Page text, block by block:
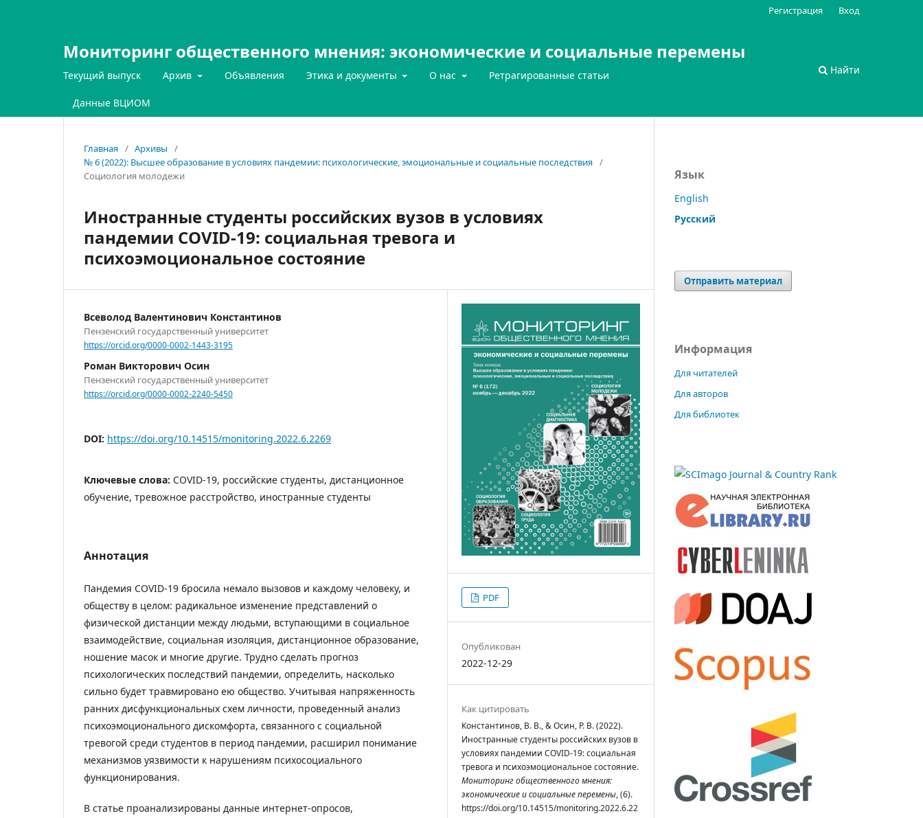
Мониторинг общественного мнения: экономические и социальные перемены
Текущий выпуск Архив Объявления Этика и документы О нас Ретрагированные статьи
Данные ВЦИОМ
Найти
Регистрация Вход
Главная / Архивы
/
№ 6 (2022): Высшее образование в условиях пандемии: психологические, эмоциональные и социальные последствия /
Социология молодежи
Иностранные студенты российских вузов в условиях
пандемии COVID-19: социальная тревога и
психоэмоциональное состояние
Всеволод Валентинович Константинов
Пензенский государственный университет
https://orcid.org/0000-0002-1443-3195
Роман Викторович Осин
Пензенский государственный университет
https://orcid.org/0000-0002-2240-5450
DOI: https://doi.org/10.14515/monitoring.2022.6.2269
Ключевые слова: COVID-19, российские студенты, дистанционное
обучение, тревожное расстройство, иностранные студенты
Аннотация
Пандемия COVID-19 бросила немало вызовов и каждому человеку, и
обществу в целом: радикальное изменение представлений о
физической дистанции между людьми, вступающими в социальное
взаимодействие, социальная изоляция, дистанционное образование,
ношение масок и многие другие. Трудно сделать прогноз
психологических последствий пандемии, определить, насколько
сильно будет травмировано ею общество. Учитывая напряженность
ранних дисфункциональных схем личности, проведенный анализ
психоэмоционального дискомфорта, связанного с социальной
тревогой среди студентов в период пандемии, расширил понимание
механизмов уязвимости к нарушениям психосоциального
функционирования.
В статье проанализированы данные интернет-опросов,
PDF
Опубликован
2022-12-29
Как цитировать
Константинов, В. В., & Осин, Р. В. (2022).
Иностранные студенты российских вузов в
условиях пандемии COVID-19: социальная
тревога и психоэмоциональное состояние.
Мониторинг общественного мнения:
экономические и социальные перемены, (6).
https://doi.org/10.14515/monitoring.2022.6.22
Язык
English
Русский
Отправить материал
Информация
Для читателей
Для авторов
Для библиотек